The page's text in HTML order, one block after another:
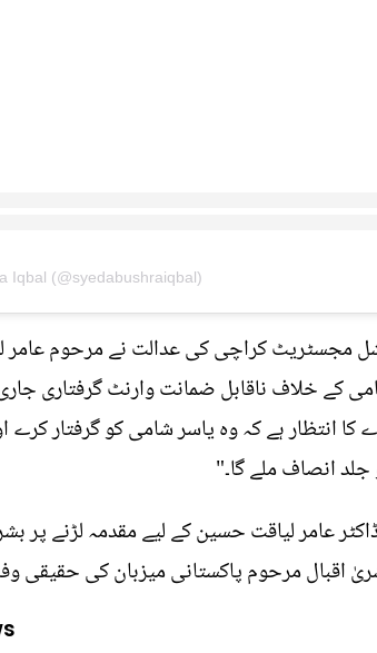
Iqbal (@syedabushraiqbal)
مجسٹریٹ کراچی کی عدالت نے مرحوم
کے خلاف ناقابل ضمانت وارنٹ گرفتاری
کا انتظار ہے کہ وہ یاسر شامی کو گرفتار
جلد انصاف ملے گا۔"
عامر لیاقت حسین کے لیے مقدمہ لڑنے پر
اقبال مرحوم پاکستانی میزبان کی حقیقی